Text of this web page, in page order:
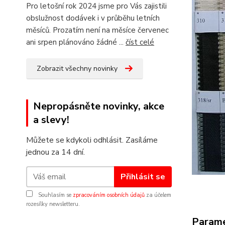
Pro letošní rok 2024 jsme pro Vás zajistili
obslužnost dodávek i v průběhu letních
měsíců. Prozatím není na měsíce červenec
ani srpen plánováno žádné ... číst celé
Zobrazit všechny novinky
Nepropásněte novinky, akce
a slevy!
Můžete se kdykoli odhlásit. Zasíláme
jednou za 14 dní.
Přihlásit se
Souhlasím se zpracováním osobních údajů za účelem
rozesílky newsletteru.